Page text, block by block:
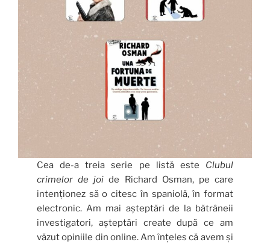
Cea de-a treia serie pe listă este Clubul
crimelor de joi de Richard Osman, pe care
intenționez să o citesc în spaniolă, în format
electronic. Am mai așteptări de la bătrâneii
investigatori, așteptări create după ce am
văzut opiniile din online. Am înțeles că avem și